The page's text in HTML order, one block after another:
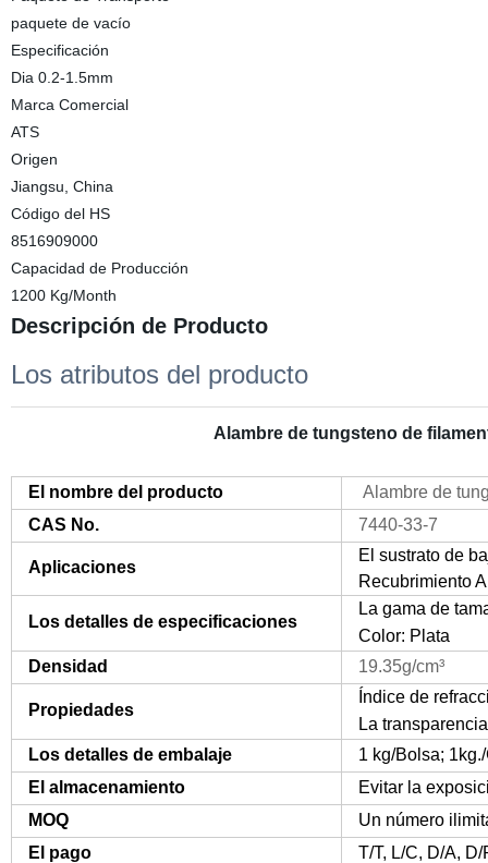
paquete de vacío
Especificación
Dia 0.2-1.5mm
Marca Comercial
ATS
Origen
Jiangsu, China
Código del HS
8516909000
Capacidad de Producción
1200 Kg/Month
Descripción de Producto
Los atributos del producto
Alambre de tungsteno de
El nombre del producto
Alambre de
CAS No.
7440-33-7
Aplicaciones
El sustrato de
Recubrimiento
Los detalles de especificaciones
La gama de
Color: Plata
Densidad
19.35g/cm³
Propiedades
Índice de
La
Los detalles de embalaje
1 kg/Bolsa;
El almacenamiento
Evitar la
MOQ
Un número
El pago
T/T, L/C, D/A,